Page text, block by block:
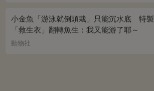
小金魚「游泳就倒頭栽」只能沉水底 特製
「救生衣」翻轉魚生：我又能游了耶～
動物社